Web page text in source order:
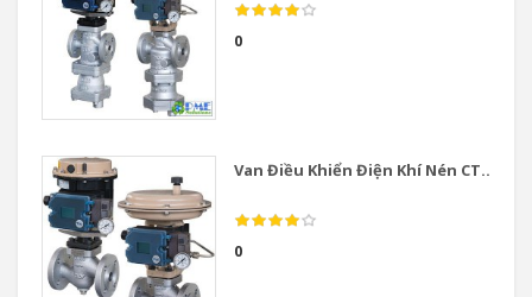
0
Van Điều Khiển Điện Khí Nén CT...
0